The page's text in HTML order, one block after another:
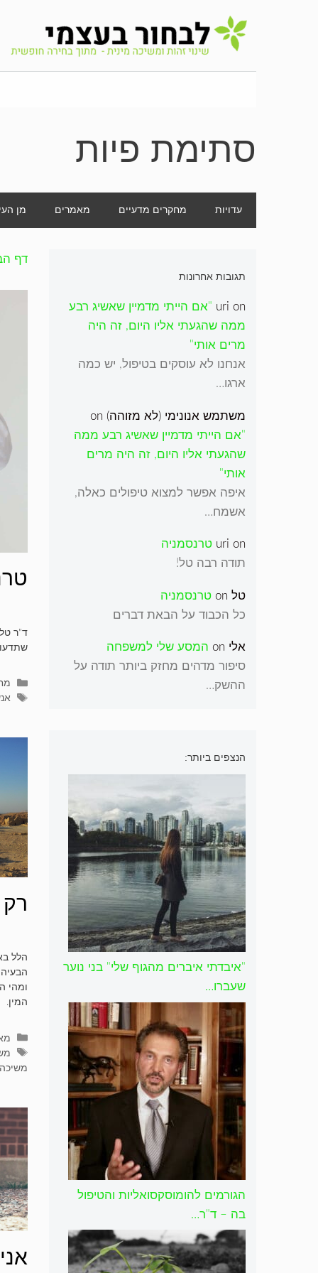
סתימת פיות
עדויות מחקרים מדעיים מאמרים מן
דף
ד"ר
שתדעו
הלל
הבעיה
ומהי
המין.
תגובות אחרונות
uri on
"אם הייתי מדמיין שאשיג רבע
ממה שהגעתי אליו היום, זה היה
מרים אותי"
אנחנו לא עוסקים בטיפול, יש כמה
ארגו…
משתמש אנונימי (לא מזוהה) on
"אם הייתי מדמיין שאשיג רבע ממה
שהגעתי אליו היום, זה היה מרים
אותי"
איפה אפשר למצוא טיפולים כאלה,
אשמח…
uri on
טרנסמניה
תודה רבה טל!
טל on טרנסמניה
כל הכבוד על הבאת דברים
אלי on המסע שלי למשפחה
סיפור מדהים מחזק ביותר תודה על
ההשק…
הנצפים ביותר:
"איבדתי איברים מהגוף שלי" בני נוער
שעברו…
הגורמים להומוסקסואליות והטיפול
בה – ד"ר…